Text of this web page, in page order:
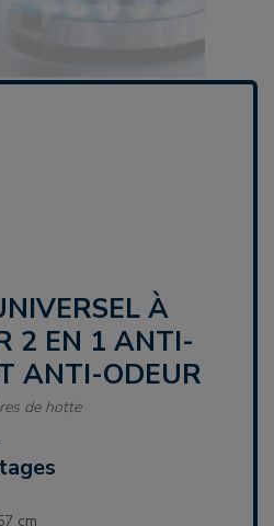
2 EN 1 ANTI-
ANTI-ODEUR
de hotte
cm